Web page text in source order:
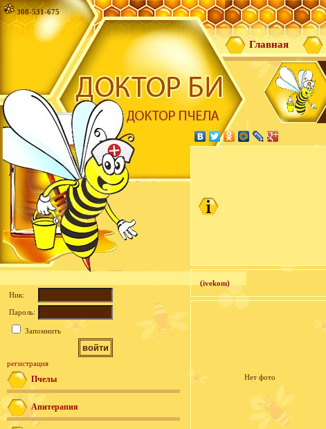
308-531-675
Главная
Ник:
Пароль:
Запомнить
регистрация
Пчелы
Апитерапия
(ivekom)
Нет фото